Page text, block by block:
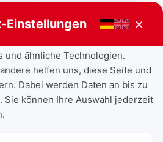
Einstellungen ×
und ähnliche Technologien.
helfen uns, diese Seite und
Dabei werden Daten an bis zu
Sie können Ihre Auswahl jederzeit